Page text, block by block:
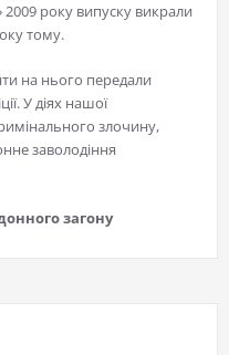
2009 року випуску викрали
тому.
на нього передали
У діях нашої
злочину,
заволодіння
загону